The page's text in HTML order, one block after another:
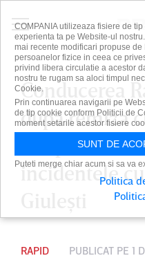
Conducerea
după remiza
Boupendza
incidentele
RAPID PUBLICAT PE 1
COMPANIA utilizeaza fisiere de
experienta ta pe Website-ul
mai recente modificari propuse
persoanelor fizice in ceea ce
privind libera circulatie a acestor
nostru te rugam sa aloci timpul
Cookie.
Prin continuarea navigarii pe
de tip cookie conform Politicii de
moment setarile acestor fisiere
SUNT DE
Puteti merge chiar acum si sa va
Politica